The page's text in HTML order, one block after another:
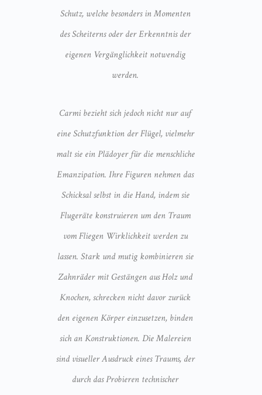
Schutz, welche besonders in Momenten
des Scheiterns oder der Erkenntnis der
eigenen Vergänglichkeit notwendig
werden.
Carmi bezieht sich jedoch nicht nur auf
eine Schutzfunktion der Flügel, vielmehr
malt sie ein Plädoyer für die menschliche
Emanzipation. Ihre Figuren nehmen das
Schicksal selbst in die Hand, indem sie
Flugeräte konstruieren um den Traum
vom Fliegen Wirklichkeit werden zu
lassen. Stark und mutig kombinieren sie
Zahnräder mit Gestängen aus Holz und
Knochen, schrecken nicht davor zurück
den eigenen Körper einzusetzen, binden
sich an Konstruktionen. Die Malereien
sind visueller Ausdruck eines Traums, der
durch das Probieren technischer